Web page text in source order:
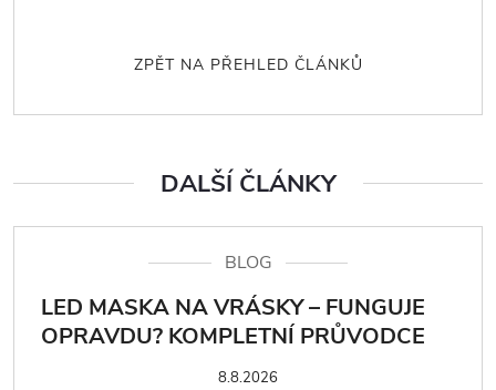
ZPĚT NA PŘEHLED ČLÁNKŮ
DALŠÍ ČLÁNKY
BLOG
LED MASKA NA VRÁSKY – FUNGUJE
OPRAVDU? KOMPLETNÍ PRŮVODCE
8.8.2026